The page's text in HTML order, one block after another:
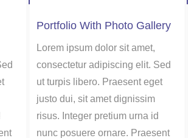
Portfolio With Photo Gallery
Lorem ipsum dolor sit amet,
consectetur adipiscing elit. Sed
ut turpis libero. Praesent eget
justo dui, sit amet dignissim
risus. Integer pretium urna id
nunc posuere ornare. Praesent